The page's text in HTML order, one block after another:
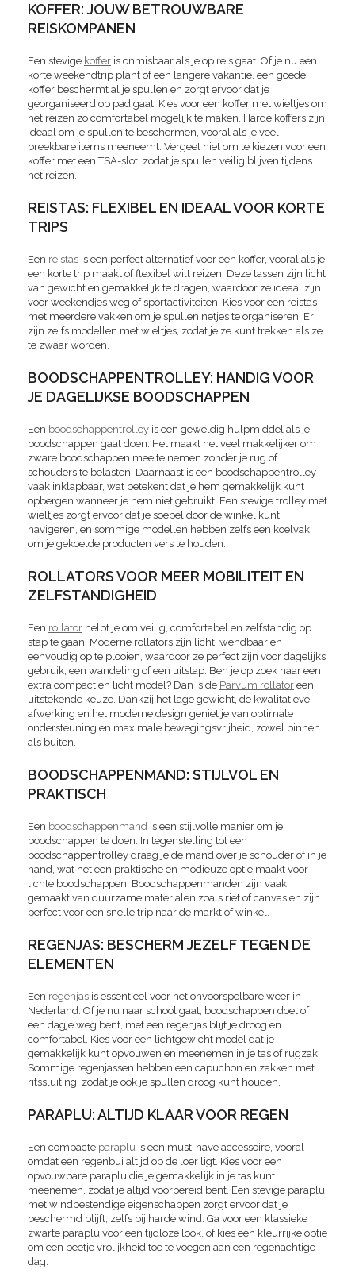
KOFFER: JOUW BETROUWBARE
REISKOMPANEN
Een stevige koffer is onmisbaar als je op reis gaat. Of je nu een
korte weekendtrip plant of een langere vakantie, een goede
koffer beschermt al je spullen en zorgt ervoor dat je
georganiseerd op pad gaat. Kies voor een koffer met wieltjes om
het reizen zo comfortabel mogelijk te maken. Harde koffers zijn
ideaal om je spullen te beschermen, vooral als je veel
breekbare items meeneemt. Vergeet niet om te kiezen voor een
koffer met een TSA-slot, zodat je spullen veilig blijven tijdens
het reizen.
REISTAS: FLEXIBEL EN IDEAAL VOOR KORTE
TRIPS
Een reistas is een perfect alternatief voor een koffer, vooral als je
een korte trip maakt of flexibel wilt reizen. Deze tassen zijn licht
van gewicht en gemakkelijk te dragen, waardoor ze ideaal zijn
voor weekendjes weg of sportactiviteiten. Kies voor een reistas
met meerdere vakken om je spullen netjes te organiseren. Er
zijn zelfs modellen met wieltjes, zodat je ze kunt trekken als ze
te zwaar worden.
BOODSCHAPPENTROLLEY: HANDIG VOOR
JE DAGELIJKSE BOODSCHAPPEN
Een boodschappentrolley is een geweldig hulpmiddel als je
boodschappen gaat doen. Het maakt het veel makkelijker om
zware boodschappen mee te nemen zonder je rug of
schouders te belasten. Daarnaast is een boodschappentrolley
vaak inklapbaar, wat betekent dat je hem gemakkelijk kunt
opbergen wanneer je hem niet gebruikt. Een stevige trolley met
wieltjes zorgt ervoor dat je soepel door de winkel kunt
navigeren, en sommige modellen hebben zelfs een koelvak
om je gekoelde producten vers te houden.
ROLLATORS VOOR MEER MOBILITEIT EN
ZELFSTANDIGHEID
Een rollator helpt je om veilig, comfortabel en zelfstandig op
stap te gaan. Moderne rollators zijn licht, wendbaar en
eenvoudig op te plooien, waardoor ze perfect zijn voor dagelijks
gebruik, een wandeling of een uitstap. Ben je op zoek naar een
extra compact en licht model? Dan is de Parvum rollator een
uitstekende keuze. Dankzij het lage gewicht, de kwalitatieve
afwerking en het moderne design geniet je van optimale
ondersteuning en maximale bewegingsvrijheid, zowel binnen
als buiten.
BOODSCHAPPENMAND: STIJLVOL EN
PRAKTISCH
Een boodschappenmand is een stijlvolle manier om je
boodschappen te doen. In tegenstelling tot een
boodschappentrolley draag je de mand over je schouder of in je
hand, wat het een praktische en modieuze optie maakt voor
lichte boodschappen. Boodschappenmanden zijn vaak
gemaakt van duurzame materialen zoals riet of canvas en zijn
perfect voor een snelle trip naar de markt of winkel.
REGENJAS: BESCHERM JEZELF TEGEN DE
ELEMENTEN
Een regenjas is essentieel voor het onvoorspelbare weer in
Nederland. Of je nu naar school gaat, boodschappen doet of
een dagje weg bent, met een regenjas blijf je droog en
comfortabel. Kies voor een lichtgewicht model dat je
gemakkelijk kunt opvouwen en meenemen in je tas of rugzak.
Sommige regenjassen hebben een capuchon en zakken met
ritssluiting, zodat je ook je spullen droog kunt houden.
PARAPLU: ALTIJD KLAAR VOOR REGEN
Een compacte paraplu is een must-have accessoire, vooral
omdat een regenbui altijd op de loer ligt. Kies voor een
opvouwbare paraplu die je gemakkelijk in je tas kunt
meenemen, zodat je altijd voorbereid bent. Een stevige paraplu
met windbestendige eigenschappen zorgt ervoor dat je
beschermd blijft, zelfs bij harde wind. Ga voor een klassieke
zwarte paraplu voor een tijdloze look, of kies een kleurrijke optie
om een beetje vrolijkheid toe te voegen aan een regenachtige
dag.